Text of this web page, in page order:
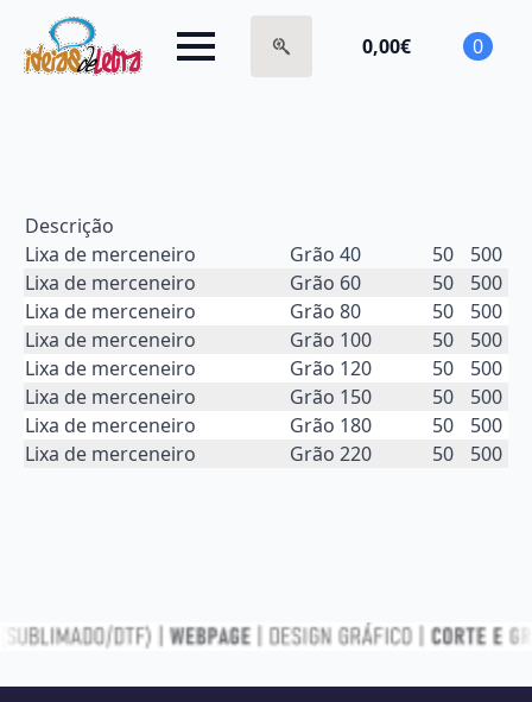
0,00€ 0
Descrição
Lixa de merceneiro
Grão 40 50
500
Lixa de merceneiro
Grão 60 50
500
Lixa de merceneiro
Grão 80 50
500
Lixa de merceneiro
Grão 100 50
500
Lixa de merceneiro
Grão 120 50
500
Lixa de merceneiro
Grão 150 50
500
Lixa de merceneiro
Grão 180 50
500
Lixa de merceneiro
Grão 220 50 500